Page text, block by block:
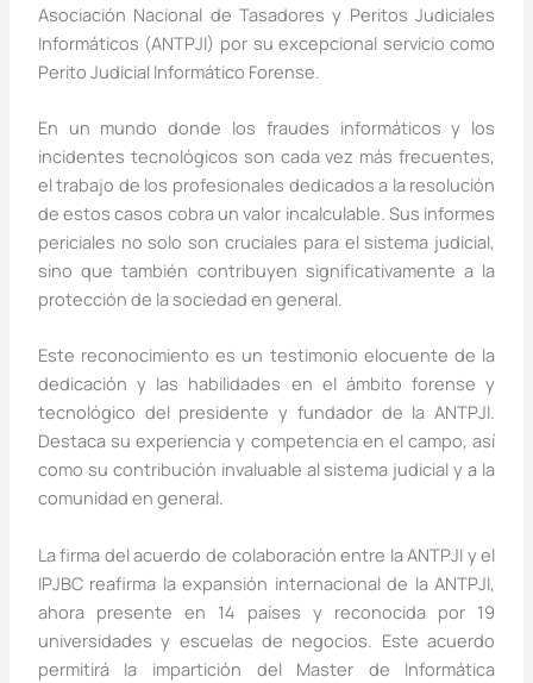
Asociación Nacional de Tasadores y Peritos Judiciales
Informáticos (ANTPJI) por su excepcional servicio como
Perito Judicial Informático Forense.
En un mundo donde los fraudes informáticos y los
incidentes tecnológicos son cada vez más frecuentes,
el trabajo de los profesionales dedicados a la resolución
de estos casos cobra un valor incalculable. Sus informes
periciales no solo son cruciales para el sistema judicial,
sino que también contribuyen significativamente a la
protección de la sociedad en general.
Este reconocimiento es un testimonio elocuente de la
dedicación y las habilidades en el ámbito forense y
tecnológico del presidente y fundador de la ANTPJI.
Destaca su experiencia y competencia en el campo, así
como su contribución invaluable al sistema judicial y a la
comunidad en general.
La firma del acuerdo de colaboración entre la ANTPJI y el
IPJBC reafirma la expansión internacional de la ANTPJI,
ahora presente en 14 países y reconocida por 19
universidades y escuelas de negocios. Este acuerdo
permitirá la impartición del Master de Informática